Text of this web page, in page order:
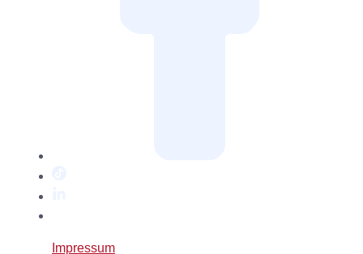
Impressum